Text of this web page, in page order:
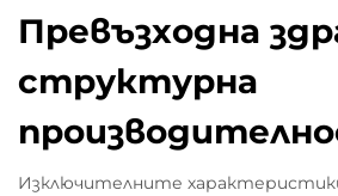
Превъзходна
структурна
Изключителните